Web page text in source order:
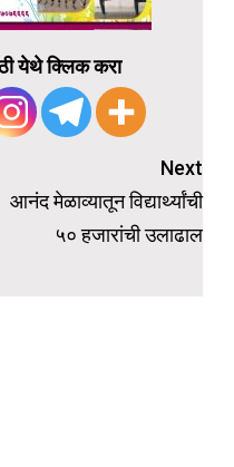
येथे क्लिक करा
Next
आनंद मेळाव्यातून विद्यार्थ्यांची
५० हजारांची उलाढाल